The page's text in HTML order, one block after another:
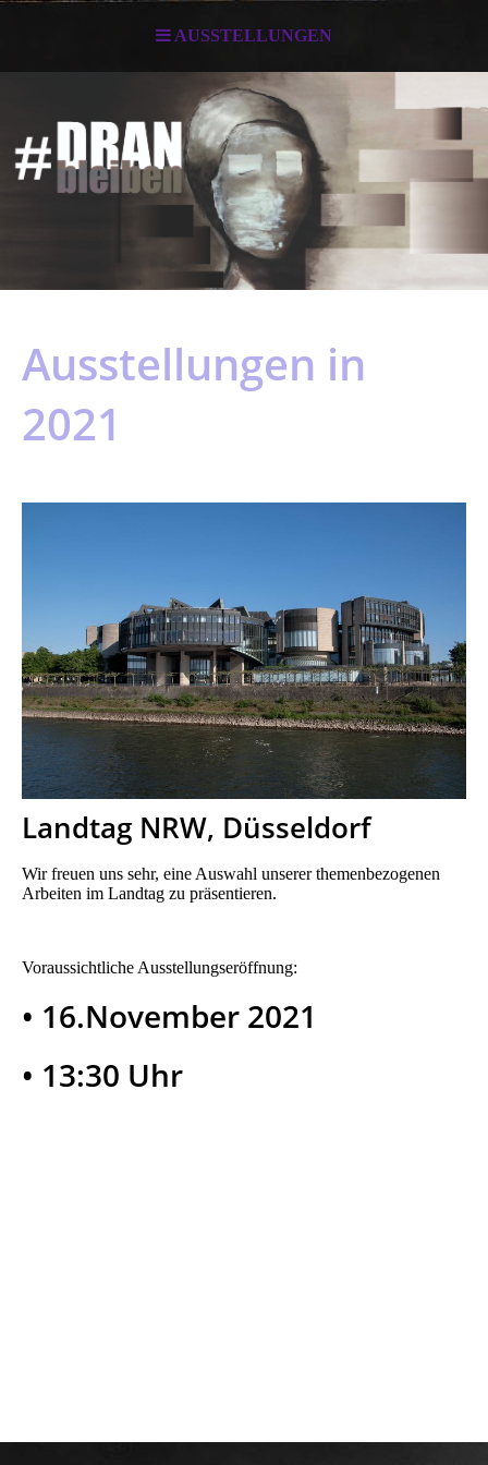
AUSSTELLUNGEN
Ausstellungen in
2021
Landtag NRW, Düsseldorf
Wir freuen uns sehr, eine Auswahl unserer themenbezogenen
Arbeiten im Landtag zu präsentieren.
Voraussichtliche Ausstellungseröffnung:
• 16.November 2021
• 13:30 Uhr